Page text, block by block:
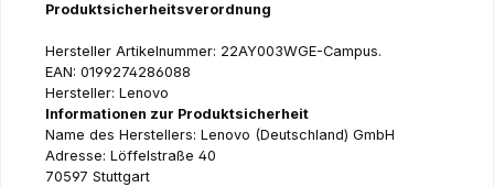
Produktsicherheitsverordnung
Hersteller Artikelnummer: 22AY003WGE-Campus.
EAN: 0199274286088
Hersteller: Lenovo
Informationen zur Produktsicherheit
Name des Herstellers: Lenovo (Deutschland) GmbH
Adresse: Löffelstraße 40
70597 Stuttgart